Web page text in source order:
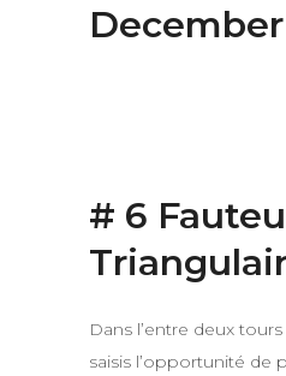
December
# 6
Dans l’entre deux
saisis l’opportunité de